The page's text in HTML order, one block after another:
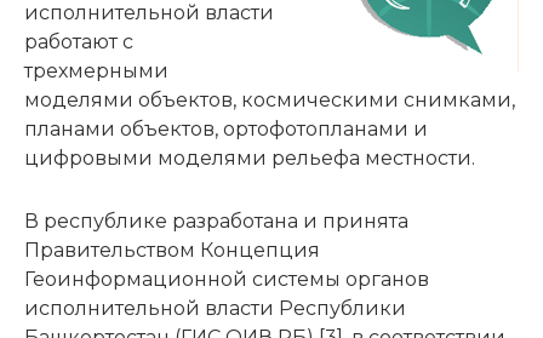
исполнительной власти
работают с
трехмерными
моделями объектов, космическими снимками,
планами объектов, ортофотопланами и
цифровыми моделями рельефа местности.
В республике разработана и принята
Правительством Концепция
Геоинформационной системы органов
исполнительной власти Республики